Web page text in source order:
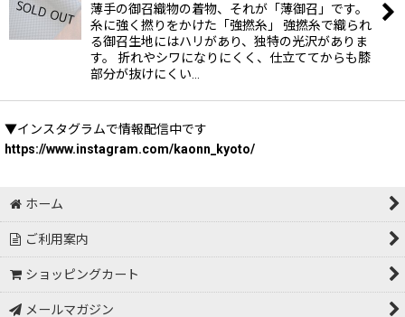
薄手の御召織物の着物、それが「薄御召」です。
糸に強く撚りをかけた「強撚糸」 強撚糸で織られ
る御召生地にはハリがあり、独特の光沢がありま
す。 折れやシワになりにくく、仕立ててからも膝
部分が抜けにくい…
▼インスタグラムで情報配信中です
https://www.instagram.com/kaonn_kyoto/
ホーム
ご利用案内
ショッピングカート
メールマガジン